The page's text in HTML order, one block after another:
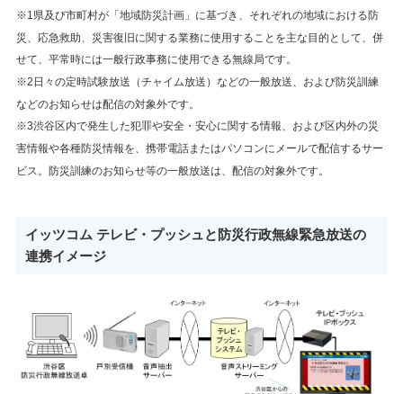
※1県及び市町村が「地域防災計画」に基づき、それぞれの地域における防
災、応急救助、災害復旧に関する業務に使用することを主な目的として、併
せて、平常時には一般行政事務に使用できる無線局です。
※2日々の定時試験放送（チャイム放送）などの一般放送、および防災訓練
などのお知らせは配信の対象外です。
※3渋谷区内で発生した犯罪や安全・安心に関する情報、および区内外の災
害情報や各種防災情報を、携帯電話またはパソコンにメールで配信するサー
ビス。防災訓練のお知らせ等の一般放送は、配信の対象外です。
イッツコム テレビ・プッシュと防災行政無線緊急放送の
連携イメージ